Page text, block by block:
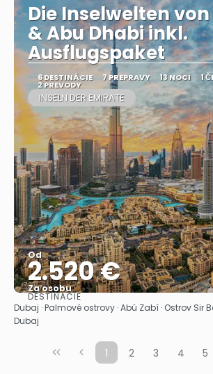
Die Inselwelten
& Abu Dhabi inkl.
Ausflugspaket
6 DESTINÁCIE 7 PREPRAVY 13 NOCI 1
2 PREVODY
INSELN DER EMIRATE
Od
2.520 €
Za osobu
Pozrieť sa
DESTINÁCIE
Dubaj · Palmové ostrovy · Abú Zabí · Ostrov Sir
Dubaj
1 2 3 4 5